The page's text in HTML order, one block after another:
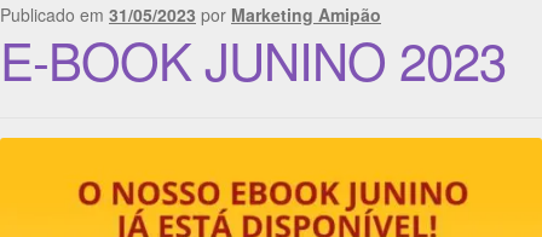
Publicado em 31/05/2023 por Marketing Amipão
E-BOOK JUNINO 2023